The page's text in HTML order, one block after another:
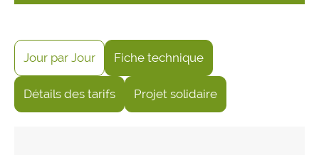
Jour par Jour Fiche technique
Détails des tarifs Projet solidaire